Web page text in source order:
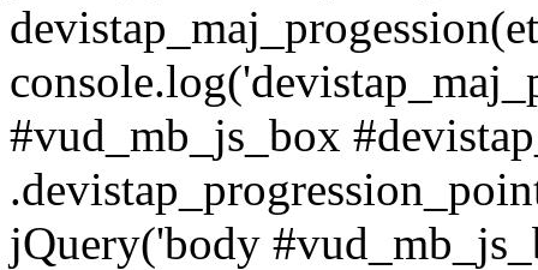
#vud_mb_js_box
jQuery('body